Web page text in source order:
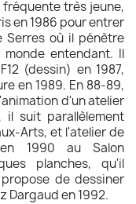
très jeune,
en 1986 pour entrer
Serres où il pénètre
entendant. Il
(dessin) en 1987,
en 1989. En 88-89,
d'un atelier
il suit parallèlement
Arts, et l'atelier de
1990 au Salon
planches, qu'il
de dessiner
Dargaud en 1992.